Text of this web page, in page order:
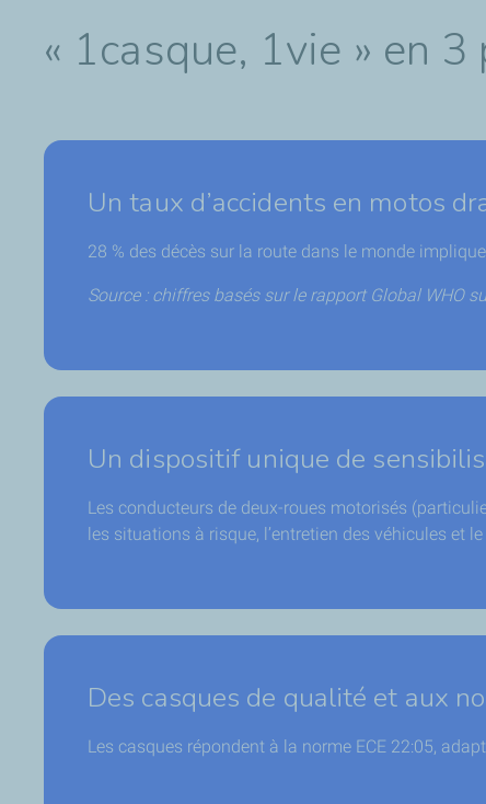
« 1casque, 1vie » en
Un taux d’accidents en motos
28 % des décès sur la route dans le monde
Source : chiffres basés sur le rapport Global WHO
Un dispositif unique de
Les conducteurs de deux-roues motorisés
les situations à risque, l’entretien des véhicules et le
Des casques de qualité et aux
Les casques répondent à la norme ECE 22:05,